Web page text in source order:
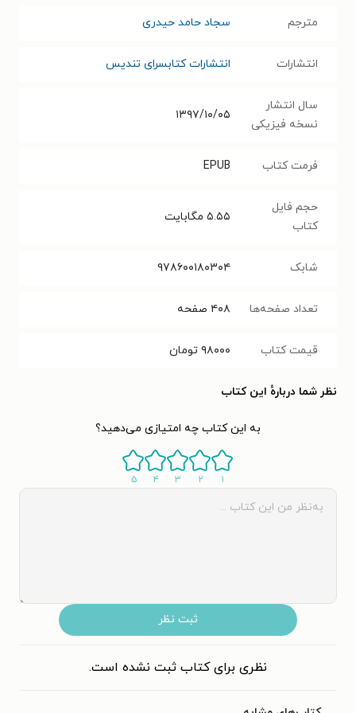
مترجم سجاد حامد حیدری
انتشارات انتشارات کتابسرای تندیس
سال انتشار
نسخه فیزیکی
۱۳۹۷/۱۰/۰۵
فرمت کتاب EPUB
حجم فایل
کتاب
۵.۵۵ مگابایت
شابک ۹۷۸۶۰۰۱۸۰۳۰۴
تعداد صفحه‌ها ۴۰۸ صفحه
قیمت کتاب ۹۸۰۰۰ تومان
نظر شما دربارهٔ این کتاب
به این کتاب چه امتیازی می‌دهید؟
۱ ۲ ۳ ۴ ۵
ثبت نظر
نظری برای کتاب ثبت نشده است.